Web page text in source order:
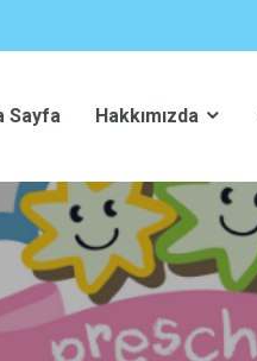
Sayfa Hakkımızda